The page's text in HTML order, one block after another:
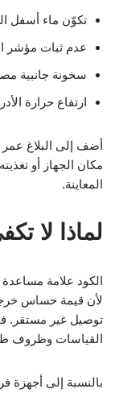
تكوّن ماء أسفل
عدم ثبات مؤشر
سخونة جانبية
ارتفاع حرارة
أضف إلى البلاغ
مكان الجهاز أو
المعاينة.
لماذا لا
الكود علامة
لأن قيمة حساس
توصيل غير مستقر.
القياسات وظروف
بالنسبة إلى أجهزة